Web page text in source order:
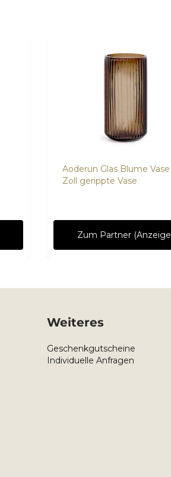
Aoderun Glas Blume Vase
Zoll gerippte Vase
Zum Partner
Weiteres
Geschenkgutscheine
Individuelle Anfragen